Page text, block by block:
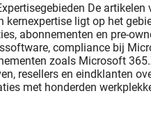
De
kernexpertise ligt op het
abonnementen en pre-
compliance bij
zoals Microsoft
resellers en eindklanten
met honderden